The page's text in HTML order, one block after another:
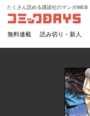
コミックDAYS
たくさん読める講談社のマンガWEB
無料連載 読み切り・新人